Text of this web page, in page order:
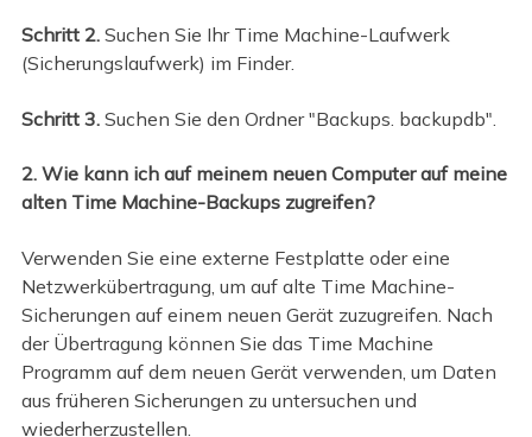
Schritt 2. Suchen Sie Ihr Time Machine-Laufwerk
(Sicherungslaufwerk) im Finder.
Schritt 3. Suchen Sie den Ordner "Backups. backupdb".
2. Wie kann ich auf meinem neuen Computer auf meine
alten Time Machine-Backups zugreifen?
Verwenden Sie eine externe Festplatte oder eine
Netzwerkübertragung, um auf alte Time Machine-
Sicherungen auf einem neuen Gerät zuzugreifen. Nach
der Übertragung können Sie das Time Machine
Programm auf dem neuen Gerät verwenden, um Daten
aus früheren Sicherungen zu untersuchen und
wiederherzustellen.